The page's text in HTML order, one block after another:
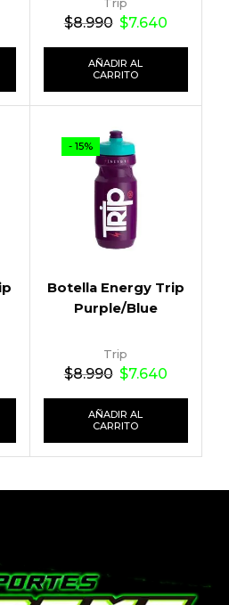
$8.990 $7.640
AÑADIR AL
CARRITO
- 15%
Botella Energy Trip
Purple/Blue
Trip
$8.990 $7.640
AÑADIR AL
CARRITO